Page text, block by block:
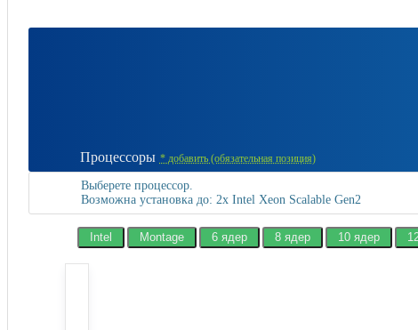
Процессоры * добавить (обязательная позиция)
Выберете процессор.
Возможна установка до: 2x Intel Xeon Scalable Gen2
Intel Montage 6 ядер 8 ядер 10 ядер